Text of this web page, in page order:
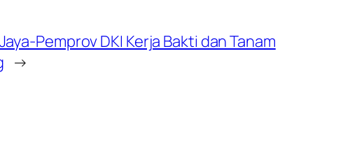
Pemprov DKI Kerja Bakti dan Tanam
→